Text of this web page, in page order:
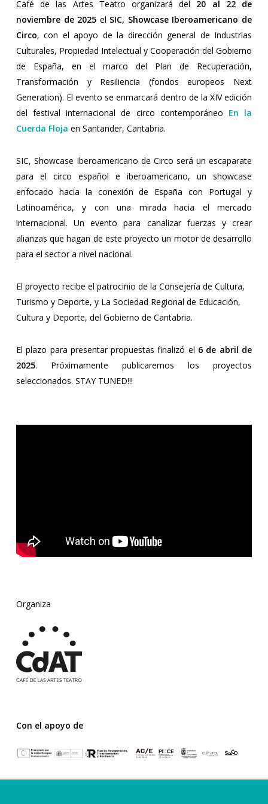
Café de las Artes Teatro organizará del 20 al 22 de
noviembre de 2025 el SIC, Showcase Iberoamericano de
Circo, con el apoyo de la dirección general de Industrias
Culturales, Propiedad Intelectual y Cooperación del Gobierno
de España, en el marco del Plan de Recuperación,
Transformación y Resiliencia (fondos europeos Next
Generation). El evento se enmarcará dentro de la XIV edición
del festival internacional de circo contemporáneo En la
Cuerda Floja en Santander, Cantabria.
SIC, Showcase Iberoamericano de Circo será un escaparate
para el circo español e iberoamericano, un showcase
enfocado hacia la conexión de España con Portugal y
Latinoamérica, y con una mirada hacia el mercado
internacional. Un evento para canalizar fuerzas y crear
alianzas que hagan de este proyecto un motor de desarrollo
para el sector a nivel nacional.
El proyecto recibe el patrocinio de la Consejería de Cultura,
Turismo y Deporte, y La Sociedad Regional de Educación,
Cultura y Deporte, del Gobierno de Cantabria.
El plazo para presentar propuestas finalizó el 6 de abril de
2025. Próximamente publicaremos los proyectos
seleccionados. STAY TUNED!!!
Organiza
Con el apoyo de